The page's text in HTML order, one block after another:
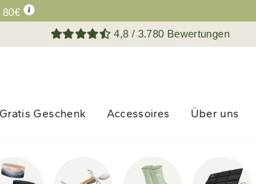
80€
4,8 / 3.780 Bewertungen
Gratis Geschenk Accessoires Über uns